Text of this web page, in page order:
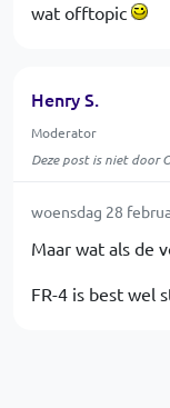
wat offtopic
Henry S.
Moderator
Deze post is niet door
woensdag 28
Maar wat als de
FR-4 is best wel